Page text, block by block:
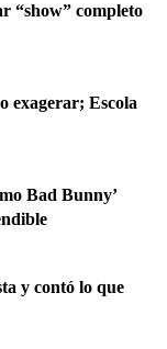
“show” completo
exagerar; Escola
Bad Bunny’
y contó lo que